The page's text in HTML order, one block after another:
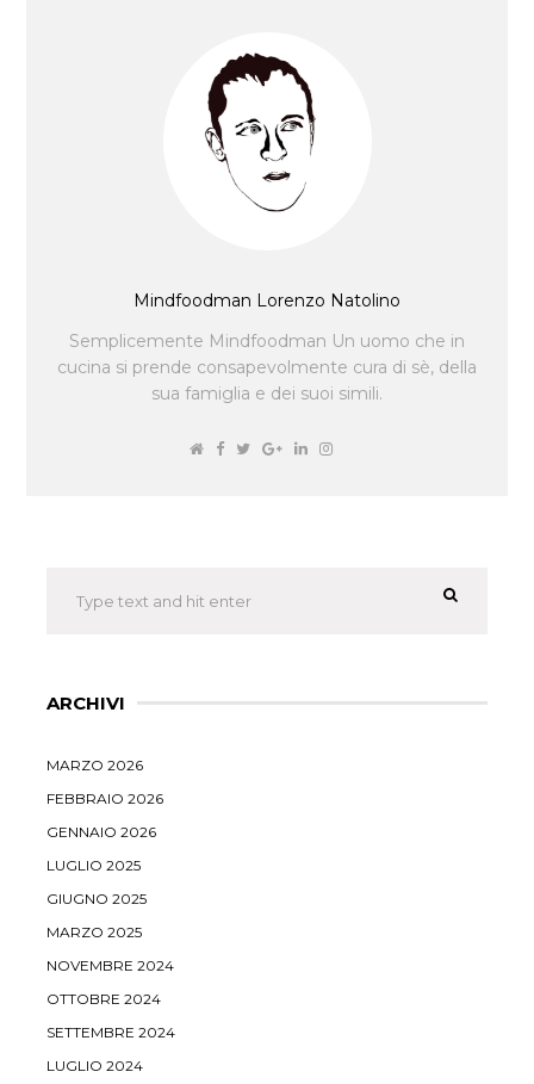
Mindfoodman Lorenzo Natolino
Semplicemente Mindfoodman Un uomo che in
cucina si prende consapevolmente cura di sè, della
sua famiglia e dei suoi simili.
ARCHIVI
MARZO 2026
FEBBRAIO 2026
GENNAIO 2026
LUGLIO 2025
GIUGNO 2025
MARZO 2025
NOVEMBRE 2024
OTTOBRE 2024
SETTEMBRE 2024
LUGLIO 2024